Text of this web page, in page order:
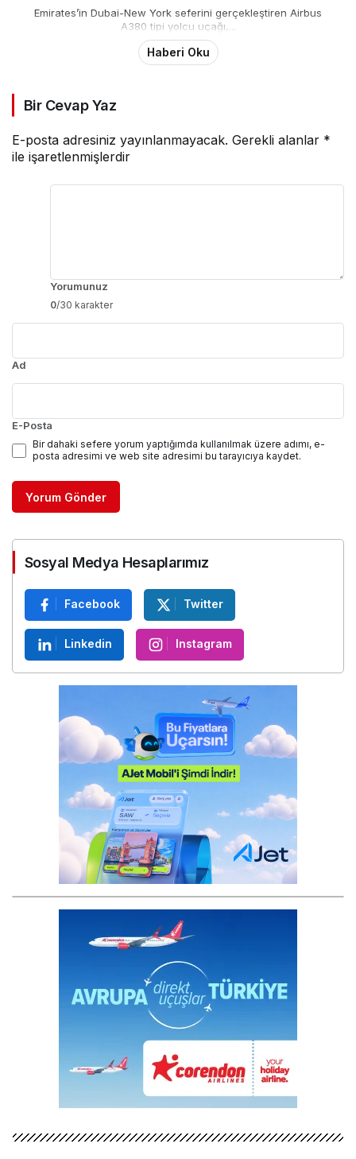
Emirates’in Dev Uçağı İstanbul Havalimanı’na
Yöneldi
Emirates’in Dubai-New York seferini gerçekleştiren Airbus
A380 tipi yolcu uçağı,...
Bir Cevap Yaz
Yorumunuz
E-Posta
Bir dahaki sefere yorum yaptığımda kullanılmak üzere adımı, e-
posta adresimi ve web site adresimi bu tarayıcıya kaydet.
Sosyal Medya Hesaplarımız
Facebook Twitter